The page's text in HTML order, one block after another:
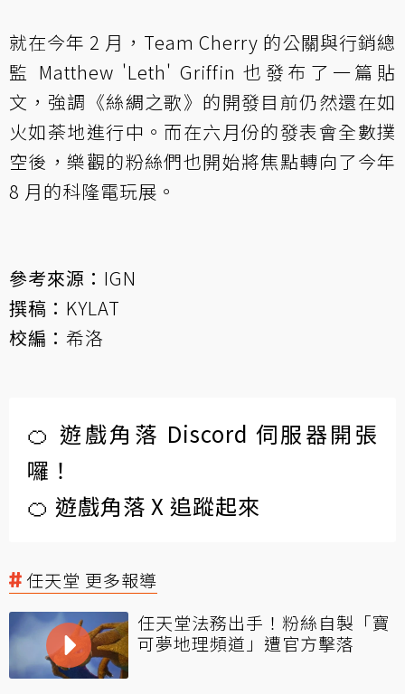
就在今年 2 月，Team Cherry 的公關與行銷總
監 Matthew 'Leth' Griffin 也發布了一篇貼
文，強調《絲綢之歌》的開發目前仍然還在如
火如荼地進行中。而在六月份的發表會全數撲
空後，樂觀的粉絲們也開始將焦點轉向了今年
8 月的科隆電玩展。
參考來源： IGN
撰稿： KYLAT
校編： 希洛
🍊 遊戲角落 Discord 伺服器開張
囉！
🍊 遊戲角落 X 追蹤起來
任天堂 更多報導
任天堂法務出手！粉絲自製「寶
可夢地理頻道」遭官方擊落